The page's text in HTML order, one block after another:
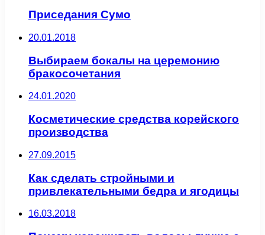
Приседания Сумо
20.01.2018
Выбираем бокалы на церемонию
бракосочетания
24.01.2020
Косметические средства корейского
производства
27.09.2015
Как сделать стройными и
привлекательными бедра и ягодицы
16.03.2018